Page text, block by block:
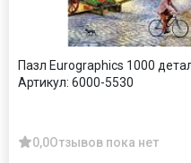
Пазл Eurographics 1000
Артикул: 6000-5530
0,0Отзывов пока нет